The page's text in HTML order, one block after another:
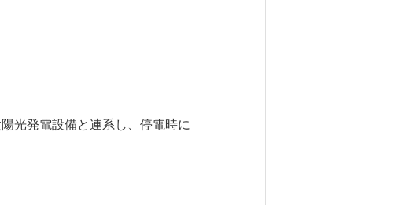
光発電設備と連系し、停電時に